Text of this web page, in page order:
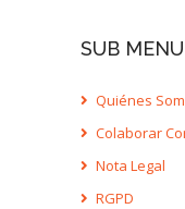
SUB MENU
Quiénes
Colaborar
Nota Legal
RGPD